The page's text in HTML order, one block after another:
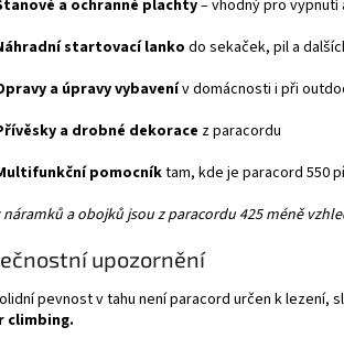
a ochranné plachty– vhodný pro vypnutí
startovací lanko do sekaček, pil a
a úpravy vybavenív domácnosti i při
a drobné dekorace z paracordu
pomocníktam, kde je paracord 550
a obojků jsou z paracordu 425 méně
upozornění
pevnost v tahu není paracord určen k lezení,
climbing.